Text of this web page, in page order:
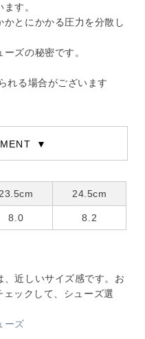
す。
とにかかる圧力を分散し
ズの秘密です。
れる場合がございます
23.5cm 24.5cm
8.0 8.2
近しいサイズ感です。お
ックして、シューズ選
ーズ